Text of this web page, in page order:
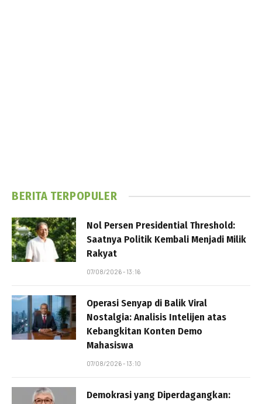
BERITA TERPOPULER
Nol Persen Presidential Threshold:
Saatnya Politik Kembali Menjadi Milik
Rakyat
07/08/2026 - 13:16
Operasi Senyap di Balik Viral
Nostalgia: Analisis Intelijen atas
Kebangkitan Konten Demo
Mahasiswa
07/08/2026 - 13:10
Demokrasi yang Diperdagangkan: